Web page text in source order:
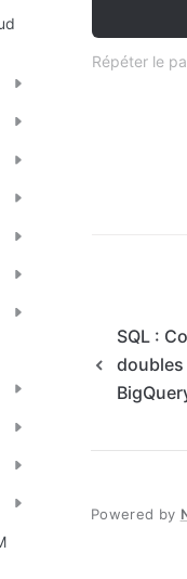
Répéter le
SQL :
doubles
Powered by